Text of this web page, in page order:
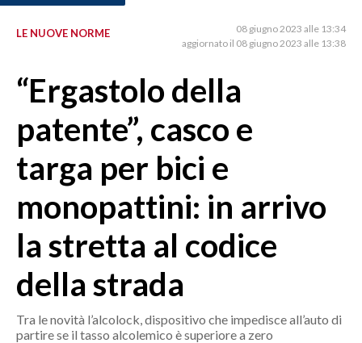
PROVINCIA DI CAGLIARI
MEDIO CAMPIDANO
ORISTANO E PROVINCIA
SASSARI E PROVINCIA
GALLURA
NUORO E PROVINCIA
OGLIASTRA
AGENDA
CRONACA
ITALIA
MONDO
LE NUOVE NORME
08 giugno 2023 alle 13:34
aggiornato il 08 giugno 2023 alle 13:38
“Ergastolo della
patente”, casco e
targa per bici e
monopattini: in arrivo
la stretta al codice
della strada
Tra le novità l’alcolock, dispositivo che impedisce all’auto di
partire se il tasso alcolemico è superiore a zero